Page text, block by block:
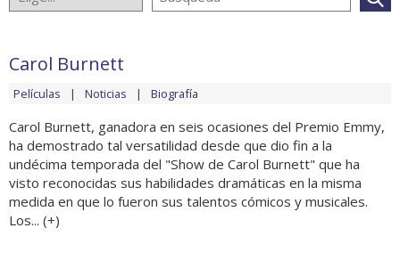
Carol Burnett
Películas Noticias Biografía
Carol Burnett, ganadora en seis ocasiones del Premio Emmy,
ha demostrado tal versatilidad desde que dio fin a la
undécima temporada del "Show de Carol Burnett" que ha
visto reconocidas sus habilidades dramáticas en la misma
medida en que lo fueron sus talentos cómicos y musicales.
Los... (+)